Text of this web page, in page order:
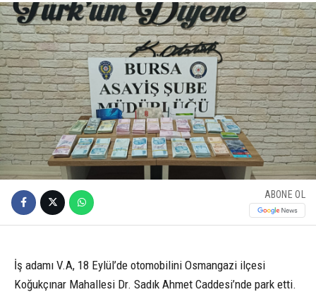
ABONE OL
İş adamı V.A, 18 Eylül’de otomobilini Osmangazi ilçesi
Koğukçınar Mahallesi Dr. Sadık Ahmet Caddesi’nde park etti.